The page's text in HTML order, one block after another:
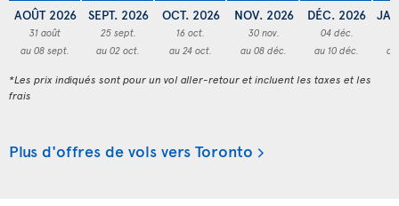
AOÛT 2026
31 août
au 08 sept.
SEPT. 2026
25 sept.
au 02 oct.
OCT. 2026
16 oct.
au 24 oct.
NOV. 2026
30 nov.
au 08 déc.
DÉC. 2026
04 déc.
au 10 déc.
*Les prix indiqués sont pour un vol aller-retour et incluent les taxes et les
frais
Plus d'offres de vols vers Toronto